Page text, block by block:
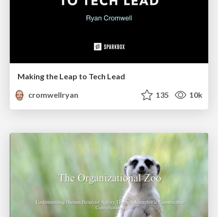
Making the Leap to Tech Lead
cromwellryan
135 10k